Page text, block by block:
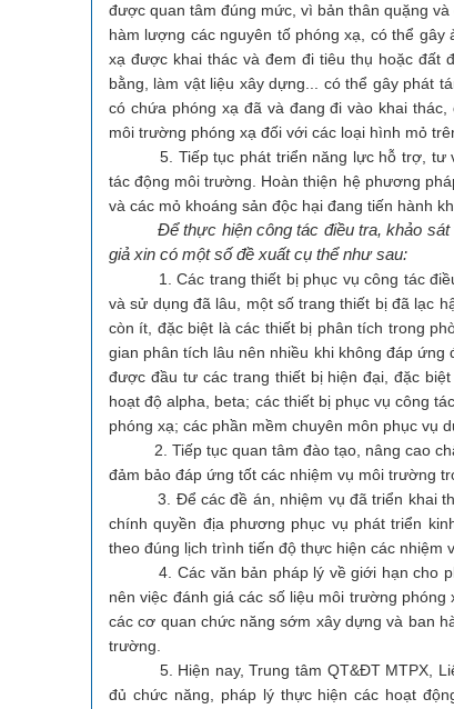
được quan tâm đúng mức, vì bản thân quặng
hàm lượng các nguyên tố phóng xạ, có thể
xạ được khai thác và đem đi tiêu thụ hoặc đất
bằng, làm vật liệu xây dựng... có thể gây phát
có chứa phóng xạ đã và đang đi vào khai
môi trường phóng xạ đối với các loại hình mỏ
5. Tiếp tục phát triển năng lực hỗ trợ, tư
tác động môi trường. Hoàn thiện hệ phương
và các mỏ khoáng sản độc hại đang tiến hành
Để thực hiện công tác điều tra, khảo
giả xin có một số đề xuất cụ thể như sau:
1. Các trang thiết bị phục vụ công tác điều
và sử dụng đã lâu, một số trang thiết bị đã lạc
còn ít, đặc biệt là các thiết bị phân tích trong
gian phân tích lâu nên nhiều khi không đáp
được đầu tư các trang thiết bị hiện đại, đặc
hoạt độ alpha, beta; các thiết bị phục vụ công
phóng xạ; các phần mềm chuyên môn phục vụ
2. Tiếp tục quan tâm đào tạo, nâng cao
đảm bảo đáp ứng tốt các nhiệm vụ môi trường
3. Để các đề án, nhiệm vụ đã triển khai
chính quyền địa phương phục vụ phát triển
theo đúng lịch trình tiến độ thực hiện các nhiệm
4. Các văn bản pháp lý về giới hạn cho
nên việc đánh giá các số liệu môi trường
các cơ quan chức năng sớm xây dựng và ban
trường.
5. Hiện nay, Trung tâm QT&ĐT MTPX,
đủ chức năng, pháp lý thực hiện các hoạt